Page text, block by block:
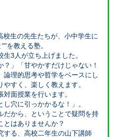
校生の先生たちが、小中学生に
を教える塾。
3人が立ち上げました。
？」「甘やかすだけじゃない！
論理的思考や哲学をベースにし
すく、楽しく教えます。
面授業を行います。
穴に引っかかるな！」。
だから、ということで疑問を持
とはありませんか？
する、高校二年生の山下講師